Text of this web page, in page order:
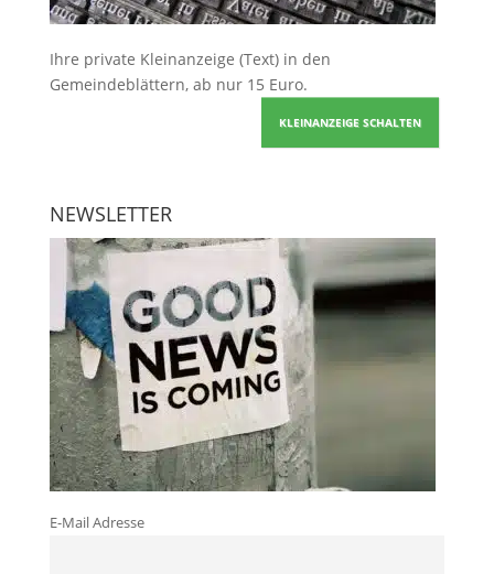
Ihre private Kleinanzeige (Text) in den
Gemeindeblättern, ab nur 15 Euro.
KLEINANZEIGE SCHALTEN
NEWSLETTER
E-Mail Adresse